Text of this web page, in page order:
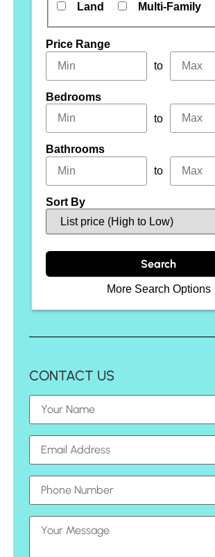
Land
Multi-Family
Price Range
to
Bedrooms
to
Bathrooms
to
Sort By
More Search Options
CONTACT US